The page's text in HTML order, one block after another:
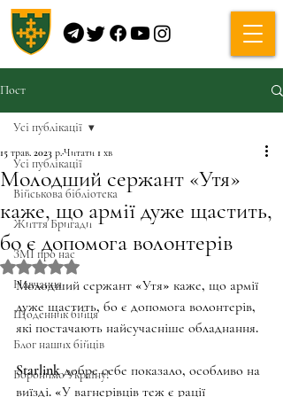
Пост
Усі публікації
Військова бібліотека
Життя Бригади
ЗМІ про нас
Навчання
Щоденник бійця
Блог наших бійців
Боронимо Україну!
Усі публікації
Молодший сержант «Утя»
каже, що армії дуже щастить,
бо є допомога волонтерів
15 трав. 2023 р.Читати 1 хв
Оцінка: NaN з 5 зірок.
Молодший сержант «Утя» каже, що армії
дуже щастить, бо є допомога волонтерів,
які постачають найсучасніше обладнання.
Starlink добре себе показало, особливо на
виїзді. «У вагнерівців теж є рації